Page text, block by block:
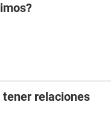
relaciones